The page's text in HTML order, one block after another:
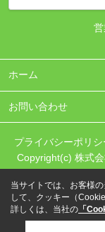
営
ホーム
お問い合わせ
プライバシーポリシ
Copyright(c) 株式
当サイトでは、お客様
して、クッキー（
詳しくは、当社の 「